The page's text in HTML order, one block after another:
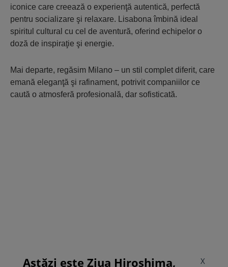
iconice care creează o experienţă autentică, perfectă
pentru socializare şi relaxare. Lisabona îmbină ideal
spiritul cultural cu cel de aventură, oferind echipelor o
doză de inspiraţie şi energie.
Mai departe, regăsim Milano – un stil complet diferit, care
emană eleganţă şi rafinament, potrivit companiilor ce
caută o atmosferă profesională, dar sofisticată.
X
Astăzi este Ziua Hiroshima,